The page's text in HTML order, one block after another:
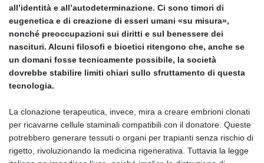
all’identità e all’autodeterminazione. Ci sono timori di
eugenetica e di creazione di esseri umani «su misura»,
nonché preoccupazioni sui diritti e sul benessere dei
nascituri. Alcuni filosofi e bioetici ritengono che, anche se
un domani fosse tecnicamente possibile, la società
dovrebbe stabilire limiti chiari sullo sfruttamento di questa
tecnologia.
La clonazione terapeutica, invece, mira a creare embrioni clonati
per ricavarne cellule staminali compatibili con il donatore. Queste
potrebbero generare tessuti o organi per trapianti senza rischio di
rigetto, rivoluzionando la medicina rigenerativa. Tuttavia la legge